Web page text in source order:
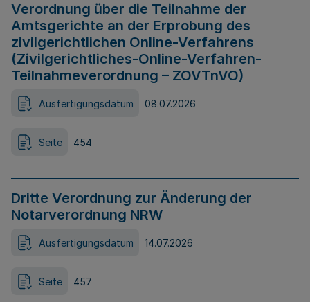
Verordnung über die Teilnahme der
Amtsgerichte an der Erprobung des
zivilgerichtlichen Online-Verfahrens
(Zivilgerichtliches-Online-Verfahren-
Teilnahmeverordnung – ZOVTnVO)
Ausfertigungsdatum 08.07.2026
Seite 454
Dritte Verordnung zur Änderung der
Notarverordnung NRW
Ausfertigungsdatum 14.07.2026
Seite 457